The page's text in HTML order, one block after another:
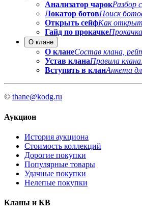
Анализатор чарокРазбор
Локатор ботовПоиск
Открыть сейфКак
Гайд по прокачке
О клане
О кланеСостав клана,
Устав кланаПравила
Вступить в кланАнкета
© thane@kodg.ru
Аукцион
История аукциона
Стоимость коллекций
Дорогие покупки
Популярные товары
Удачные покупки
Нелепые покупки
Кланы и КВ